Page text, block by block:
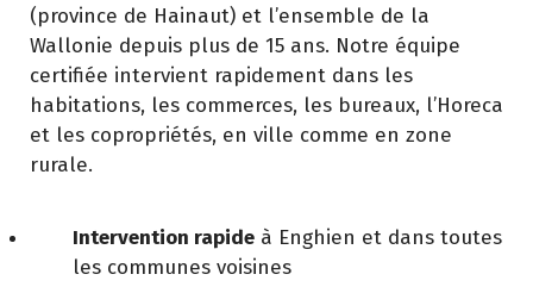
(province de Hainaut) et l’ensemble de la
Wallonie depuis plus de 15 ans. Notre équipe
certifiée intervient rapidement dans les
habitations, les commerces, les bureaux, l’Horeca
et les copropriétés, en ville comme en zone
rurale.
Intervention rapide à Enghien et dans toutes
les communes voisines